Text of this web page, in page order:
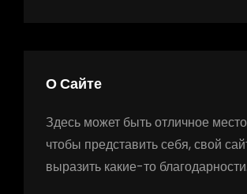
О Сайте
Здесь может быть отличное
чтобы представить себя, свой
выразить какие-то благодарности.